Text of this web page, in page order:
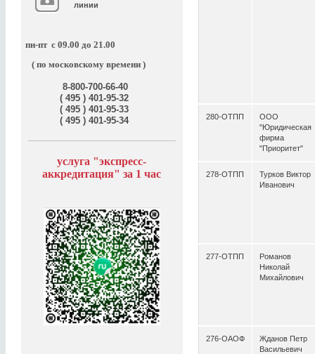
линии
пн-пт с 09.00 до 21.00
( по московскому времени )
8-800-700-66-40
( 495 ) 401-95-32
( 495 ) 401-95-33
( 495 ) 401-95-34
услуга "экспресс-
аккредитация" за 1 час
280-ОТПП
ООО
"Юридическая
фирма
"Приоритет"
278-ОТПП
Турков Виктор
Иванович
277-ОТПП
Романов
Николай
Михайлович
276-ОАОФ
Жданов Петр
Васильевич